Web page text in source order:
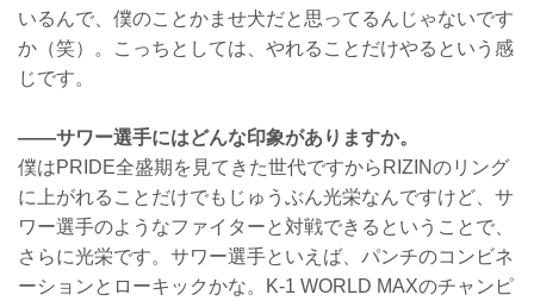
いるんで、僕のことかませ犬だと思ってるんじゃないです
か（笑）。こっちとしては、やれることだけやるという感
じです。
――サワー選手にはどんな印象がありますか。
僕はPRIDE全盛期を見てきた世代ですからRIZINのリング
に上がれることだけでもじゅうぶん光栄なんですけど、サ
ワー選手のようなファイターと対戦できるということで、
さらに光栄です。サワー選手といえば、パンチのコンビネ
ーションとローキックかな。K-1 WORLD MAXのチャンピ